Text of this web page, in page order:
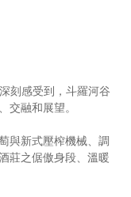
刻感受到，斗羅河谷
交融和展望。
與新式壓榨機械、調
莊之倨傲身段、溫暖